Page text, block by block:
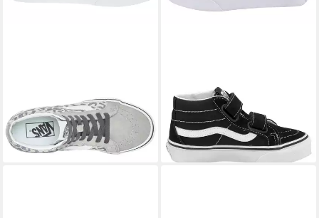
Sneaker
ab 50,99 € UVP 75,00 €
-32%
VANSUY SK8-Mid Reissue V
Sneaker mit Klettverschluss
ab 57,99 €